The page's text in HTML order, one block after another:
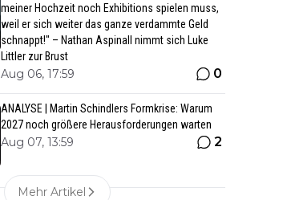
meiner Hochzeit noch Exhibitions spielen muss,
weil er sich weiter das ganze verdammte Geld
schnappt!" – Nathan Aspinall nimmt sich Luke
Littler zur Brust
Aug 06, 17:59 0
ANALYSE | Martin Schindlers Formkrise: Warum
2027 noch größere Herausforderungen warten
Aug 07, 13:59 2
Mehr Artikel